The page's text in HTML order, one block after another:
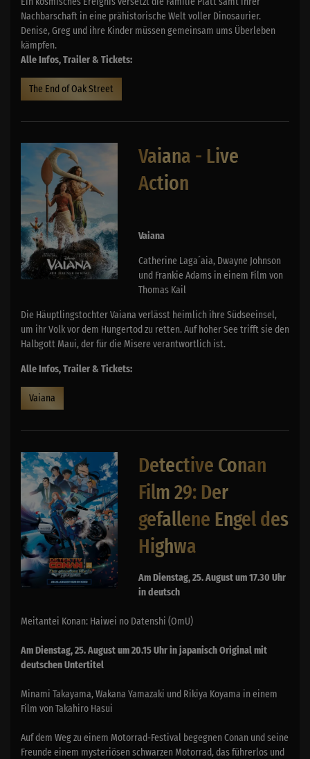
Nachbarschaft in eine prähistorische Welt voller Dinosaurier.
Denise, Greg und ihre Kinder müssen gemeinsam ums Überleben
kämpfen.
Alle Infos, Trailer & Tickets:
The End of Oak Street
Vaiana - Live
Action
Vaiana
Catherine Laga´aia, Dwayne Johnson
und Frankie Adams in einem Film von
Thomas Kail
Die Häuptlingstochter Vaiana verlässt heimlich ihre Südseeinsel,
um ihr Volk vor dem Hungertod zu retten. Auf hoher See trifft sie den
Halbgott Maui, der für die Misere verantwortlich ist.
Alle Infos, Trailer & Tickets:
Vaiana
Detective Conan
Film 29: Der
gefallene Engel des
Highwa
Am Dienstag, 25. August um 17.30 Uhr
in deutsch
Meitantei Konan: Haiwei no Datenshi (OmU)
Am Dienstag, 25. August um 20.15 Uhr in japanisch Original mit
deutschen Untertitel
Minami Takayama, Wakana Yamazaki und Rikiya Koyama in einem
Film von Takahiro Hasui
Auf dem Weg zu einem Motorrad-Festival begegnen Conan und seine
Freunde einem mysteriösen schwarzen Motorrad, das führerlos und